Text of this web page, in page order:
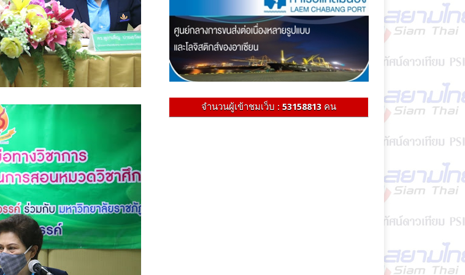
จำนวนผู้เข้าชมเว็บ : 53158813 คน